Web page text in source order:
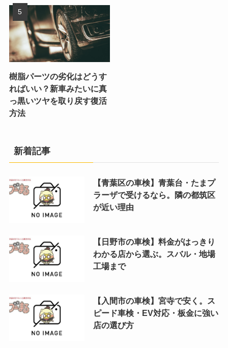
樹脂パーツの劣化はどうす
ればいい？新車みたいに真
っ黒いツヤを取り戻す復活
方法
新着記事
【青葉区の車検】青葉台・たまプ
ラーザで受けるなら。隣の都筑区
が近い理由
【日野市の車検】料金がはっきり
わかる店から選ぶ。スバル・地場
工場まで
【入間市の車検】宮寺で安く。ス
ピード車検・EV対応・板金に強い
店の選び方